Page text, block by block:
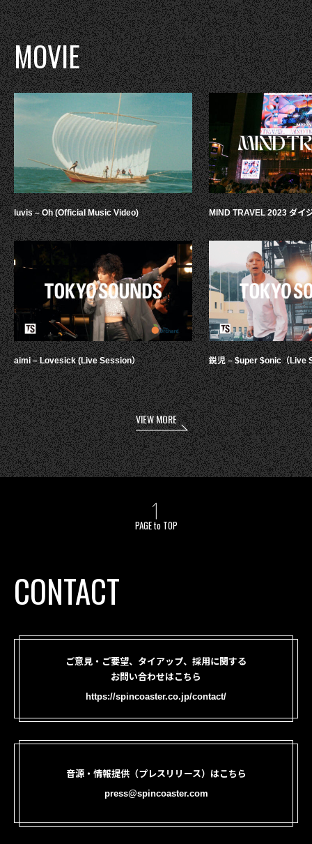
MOVIE
luvis – Oh (Official Music Video)
aimi – Lovesick (Live Session）
MIND TRAVEL 2023 ダイ
鋭児 – $uper $onic（Live
VIEW MORE
PAGE to TOP
CONTACT
ご意見・ご要望、タイアップ、採用に関する
お問い合わせはこちら
https://spincoaster.co.jp/contact/
音源・情報提供（プレスリリース）はこちら
press@spincoaster.com